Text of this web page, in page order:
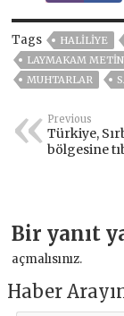
Tags HALILIYE
LAYMAKAM
MUHTARLAR
Previous
Türkiye,
bölgesine
Bir yanıt
açmalısınız.
Haber